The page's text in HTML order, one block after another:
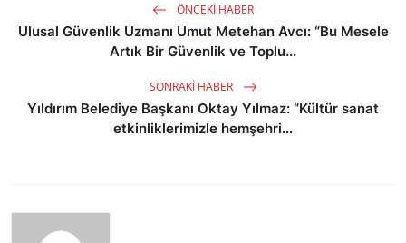
ÖNCEKI HABER
Ulusal Güvenlik Uzmanı Umut Metehan Avcı: “Bu Mesele
Artık Bir Güvenlik ve Toplu...
SONRAKI HABER
Yıldırım Belediye Başkanı Oktay Yılmaz: “Kültür sanat
etkinliklerimizle hemşehri...